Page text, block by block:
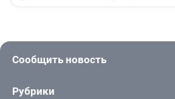
Сообщить новость
Рубрики